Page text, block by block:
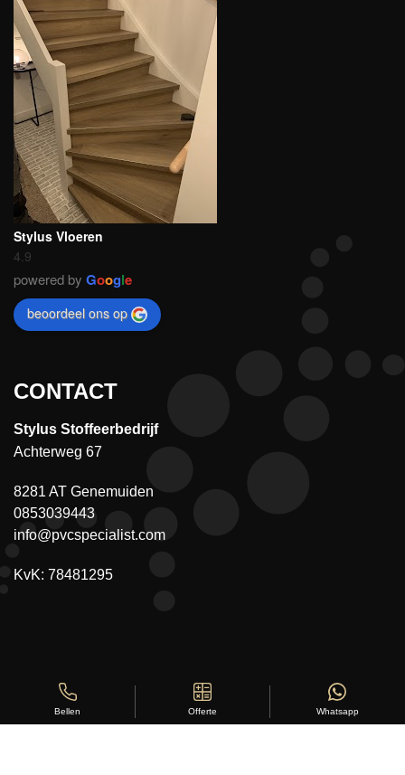
Stylus Vloeren
4.9
powered by Google
beoordeel ons op
CONTACT
Stylus Stoffeerbedrijf
Achterweg 67
8281 AT Genemuiden
0853039443
info@pvcspecialist.com
KvK: 78481295
Bellen Offerte Whatsapp